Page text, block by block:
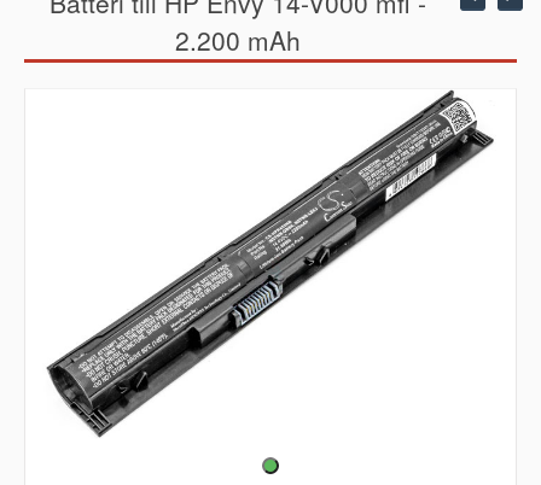
2.200 mAh